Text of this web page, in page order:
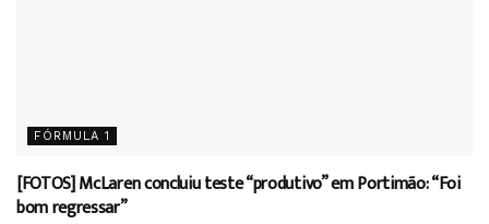
FÓRMULA 1
[FOTOS] McLaren concluiu teste “produtivo” em Portimão: “Foi
bom regressar”